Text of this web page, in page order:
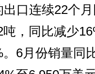
口连续22个月
，同比减少
6月份销量同